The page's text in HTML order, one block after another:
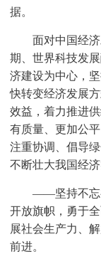
据。
面对中国经济
期、世界科技发
济建设为中心，
快转变经济发展
效益，着力推进
有质量、更加公
注重协调、倡导
不断壮大我国经
——坚持不忘初
开放旗帜，勇于
展社会生产力、
前进。